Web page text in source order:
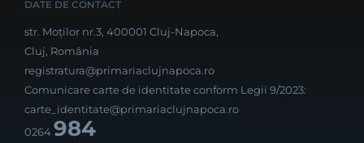
DATE DE CONTACT
str. Moților nr.3, 400001 Cluj-Napoca,
Cluj, România
registratura@primariaclujnapoca.ro
Comunicare carte de identitate conform Legii 9/2023:
carte_identitate@primariaclujnapoca.ro
0264984